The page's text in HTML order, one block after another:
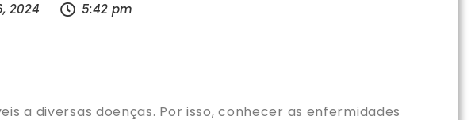
2024 5:42 pm
a diversas doenças. Por isso, conhecer as enfermidades